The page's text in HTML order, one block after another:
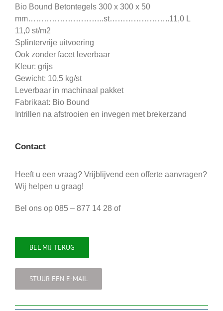
Bio Bound Betontegels 300 x 300 x 50
mm………………………..st…………………..11,0 L
11,0 st/m2
Splintervrije uitvoering
Ook zonder facet leverbaar
Kleur: grijs
Gewicht: 10,5 kg/st
Leverbaar in machinaal pakket
Fabrikaat: Bio Bound
Intrillen na afstrooien en invegen met brekerzand
Contact
Heeft u een vraag? Vrijblijvend een offerte aanvragen?
Wij helpen u graag!
Bel ons op 085 – 877 14 28 of
BEL MIJ TERUG
STUUR EEN E-MAIL